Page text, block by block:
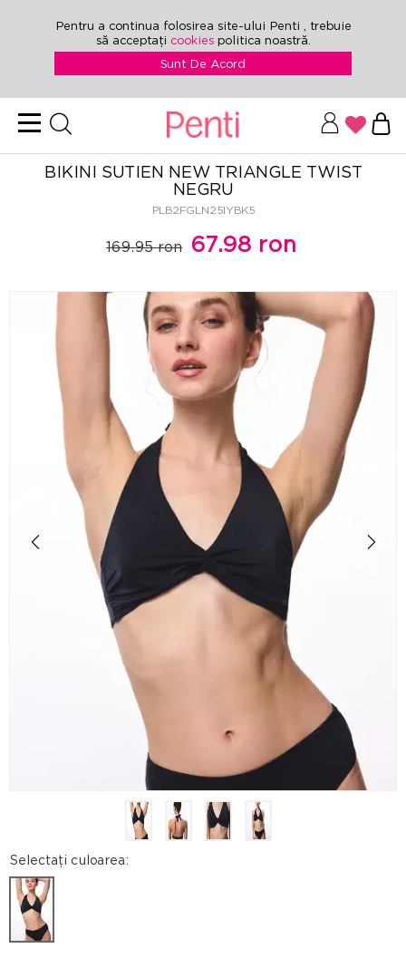
Pentru a continua folosirea site-ului Penti , trebuie
să acceptați cookies politica noastră.
Sunt De Acord
BIKINI SUTIEN NEW TRIANGLE TWIST
NEGRU
PLB2FGLN25IYBK5
169.95 ron 67.98 ron
Selectați culoarea: